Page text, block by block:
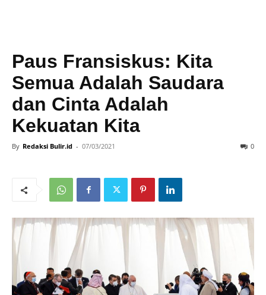
Paus Fransiskus: Kita
Semua Adalah Saudara
dan Cinta Adalah
Kekuatan Kita
By Redaksi Bulir.id - 07/03/2021 0